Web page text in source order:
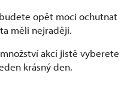
opět moci ochutnat
měli nejraději.
akcí jistě vyberete
krásný den.